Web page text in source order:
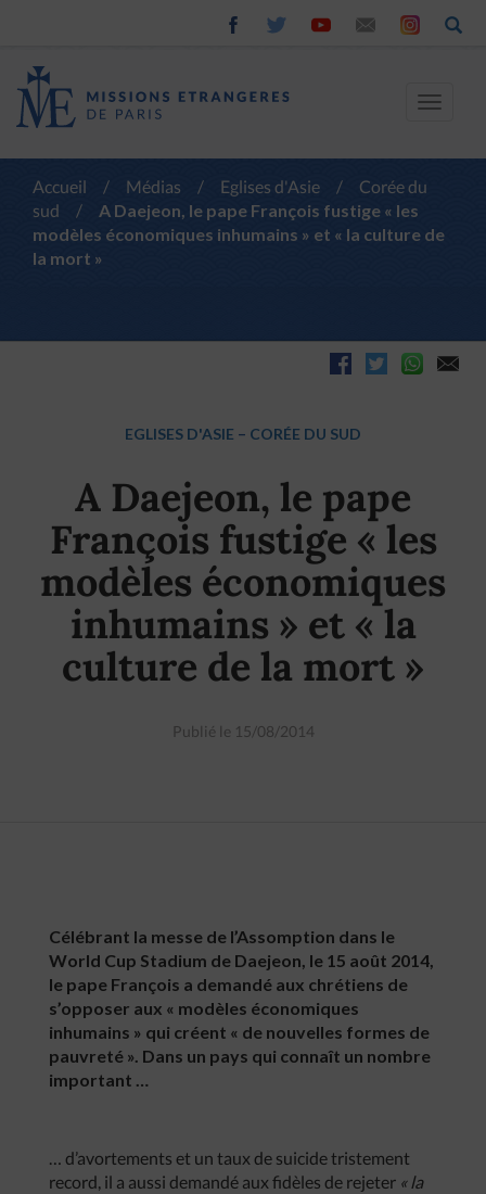
Toggle
Accueil / Médias / Eglises d'Asie /
Corée du
sud
/
A Daejeon, le pape François fustige « les
modèles économiques inhumains » et « la culture de
la mort »
EGLISES D'ASIE – CORÉE DU SUD
A Daejeon, le pape
François fustige « les
modèles économiques
inhumains » et « la
culture de la mort »
Publié le 15/08/2014
Célébrant la messe de l’Assomption dans le
World Cup Stadium de Daejeon, le 15 août 2014,
le pape François a demandé aux chrétiens de
s’opposer aux « modèles économiques
inhumains » qui créent « de nouvelles formes de
pauvreté ». Dans un pays qui connaît un nombre
important …
… d’avortements et un taux de suicide tristement
record, il a aussi demandé aux fidèles de rejeter « la